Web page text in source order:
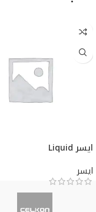
ايسر Liquid
ايسر